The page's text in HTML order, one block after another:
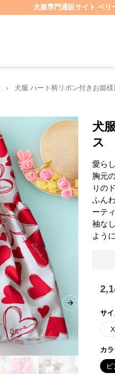
犬服専門通販サイト ペリ
› 犬服 ハート柄リボン付きお姫
Next slide
犬
ス
愛ら
胸元
りの
ふん
ーテ
袖な
よう
サ
カ
ピ